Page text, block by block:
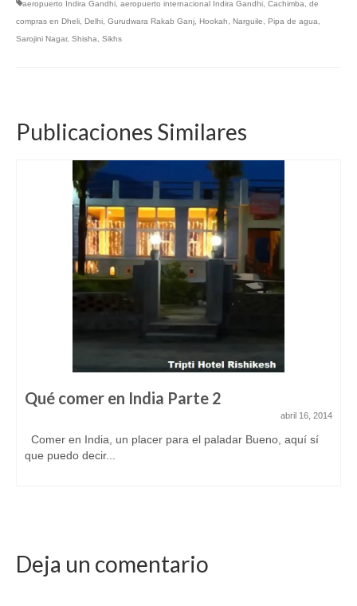
aeropuerto Indira Gandhi aeropuerto internacional Indira Gandhi Cachimba
de
compras en Dheli Delhi Gurudwara Rakab Ganj Hookah Narguile Pipa de agua
Sarojini Nagar, Shisha Sikhs
Publicaciones Similares
Qué comer en India Parte 2
abril 16, 2014
Comer en India, un placer para el paladar Bueno, aquí sí
que puedo decir...
Deja un comentario